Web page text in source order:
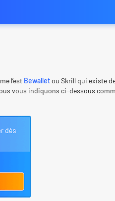
l’est Bewalletou Skrill qui existe
vous indiquons ci-dessous